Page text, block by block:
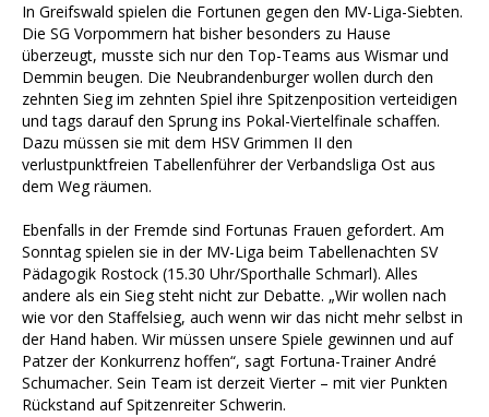
In Greifswald spielen die Fortunen gegen den MV-Liga-Siebten.
Die SG Vorpommern hat bisher besonders zu Hause
überzeugt, musste sich nur den Top-Teams aus Wismar und
Demmin beugen. Die Neubrandenburger wollen durch den
zehnten Sieg im zehnten Spiel ihre Spitzenposition verteidigen
und tags darauf den Sprung ins Pokal-Viertelfinale schaffen.
Dazu müssen sie mit dem HSV Grimmen II den
verlustpunktfreien Tabellenführer der Verbandsliga Ost aus
dem Weg räumen.
Ebenfalls in der Fremde sind Fortunas Frauen gefordert. Am
Sonntag spielen sie in der MV-Liga beim Tabellenachten SV
Pädagogik Rostock (15.30 Uhr/Sporthalle Schmarl). Alles
andere als ein Sieg steht nicht zur Debatte. „Wir wollen nach
wie vor den Staffelsieg, auch wenn wir das nicht mehr selbst in
der Hand haben. Wir müssen unsere Spiele gewinnen und auf
Patzer der Konkurrenz hoffen“, sagt Fortuna-Trainer André
Schumacher. Sein Team ist derzeit Vierter – mit vier Punkten
Rückstand auf Spitzenreiter Schwerin.